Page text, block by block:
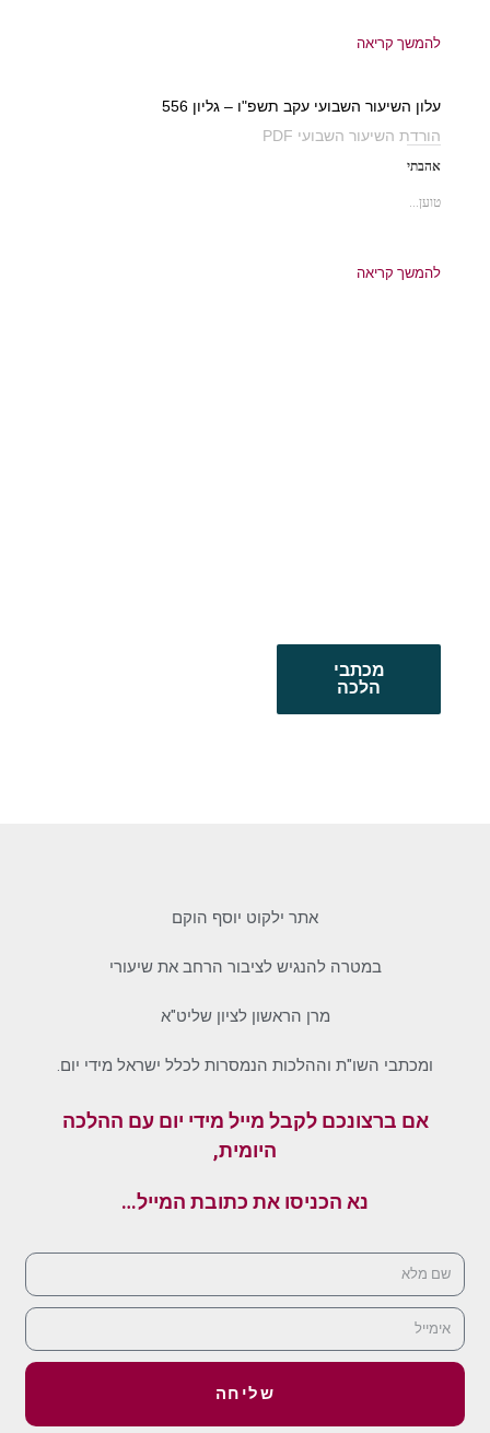
להמשך קריאה
עלון השיעור השבועי עקב תשפ"ו – גליון 556
הורדת השיעור השבועי PDF
אהבתי
טוען...
להמשך קריאה
מכתבי
הלכה
אתר ילקוט יוסף הוקם
במטרה להנגיש לציבור הרחב את שיעורי
מרן הראשון לציון שליט"א
ומכתבי השו"ת וההלכות הנמסרות לכלל ישראל מידי יום.
אם ברצונכם לקבל מייל מידי יום עם ההלכה
היומית,
נא הכניסו את כתובת המייל…
שליחה